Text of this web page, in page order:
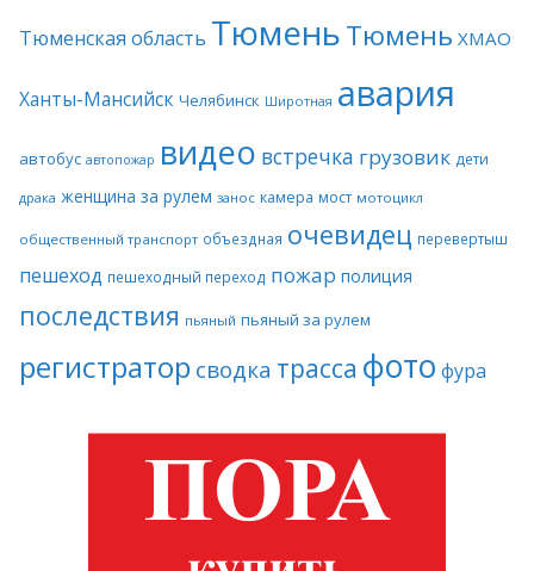
Тюменская область ТюменьТюмень ХМАО
Ханты-Мансийск Челябинск Широтная авария
автобус автопожар видео встречка грузовик дети
драка женщина за рулем занос камера мост мотоцикл
общественный транспорт объездная очевидец перевертыш
пешеход пешеходный переход пожар полиция
последствия пьяный пьяный за рулем
регистратор сводка трасса фото фура